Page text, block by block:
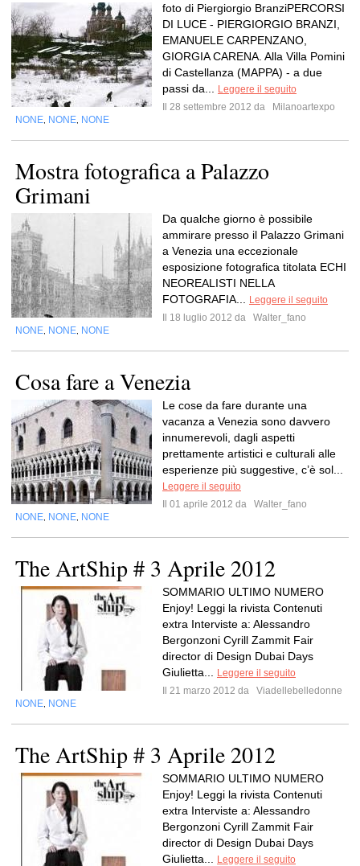
foto di Piergiorgio BranziPERCORSI
DI LUCE - PIERGIORGIO BRANZI,
EMANUELE CARPENZANO,
GIORGIA CARENA. Alla Villa Pomini
di Castellanza (MAPPA) - a due
passi da...
Leggere il seguito
Il 28 settembre 2012 da
Milanoartexpo
NONE NONE NONE
Mostra fotografica a Palazzo
Grimani
Da qualche giorno è possibile
ammirare presso il Palazzo Grimani
a Venezia una eccezionale
esposizione fotografica titolata ECHI
NEOREALISTI NELLA
FOTOGRAFIA...
Leggere il seguito
Il 18 luglio 2012 da
Walter_fano
NONE NONE NONE
Cosa fare a Venezia
Le cose da fare durante una
vacanza a Venezia sono davvero
innumerevoli, dagli aspetti
prettamente artistici e culturali alle
esperienze più suggestive, c’è sol...
Leggere il seguito
Il 01 aprile 2012 da
Walter_fano
NONE NONE NONE
The ArtShip # 3 Aprile 2012
SOMMARIO ULTIMO NUMERO
Enjoy! Leggi la rivista Contenuti
extra Interviste a: Alessandro
Bergonzoni Cyrill Zammit Fair
director di Design Dubai Days
Giulietta...
Leggere il seguito
Il 21 marzo 2012 da
Viadellebelledonne
NONE NONE
The ArtShip # 3 Aprile 2012
SOMMARIO ULTIMO NUMERO
Enjoy! Leggi la rivista Contenuti
extra Interviste a: Alessandro
Bergonzoni Cyrill Zammit Fair
director di Design Dubai Days
Giulietta...
Leggere il seguito